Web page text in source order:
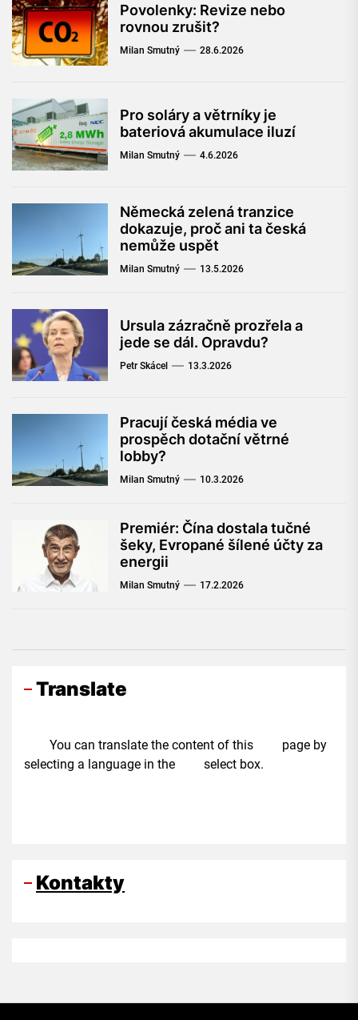
Povolenky: Revize nebo
rovnou zrušit?
Milan Smutný 28.6.2026
Pro soláry a větrníky je
bateriová akumulace iluzí
Milan Smutný 4.6.2026
Německá zelená tranzice
dokazuje, proč ani ta česká
nemůže uspět
Milan Smutný 13.5.2026
Ursula zázračně prozřela a
jede se dál. Opravdu?
Petr Skácel 13.3.2026
Pracují česká média ve
prospěch dotační větrné
lobby?
Milan Smutný 10.3.2026
Premiér: Čína dostala tučné
šeky, Evropané šílené účty za
energii
Milan Smutný 17.2.2026
Translate
You can translate the content of this page by
selecting a language in the select box.
Kontakty